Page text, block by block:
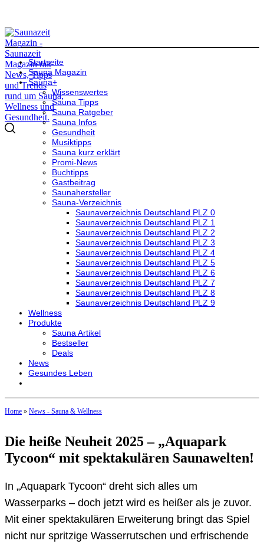
Startseite
Sauna Magazin
Sauna+
Wissenswertes
Sauna Tipps
Sauna Ratgeber
Sauna Infos
Gesundheit
Musiktipps
Sauna kurz erklärt
Promi-News
Buchtipps
Gastbeitrag
Saunahersteller
Sauna-Verzeichnis
Saunaverzeichnis Deutschland PLZ 0
Saunaverzeichnis Deutschland PLZ 1
Saunaverzeichnis Deutschland PLZ 2
Saunaverzeichnis Deutschland PLZ 3
Saunaverzeichnis Deutschland PLZ 4
Saunaverzeichnis Deutschland PLZ 5
Saunaverzeichnis Deutschland PLZ 6
Saunaverzeichnis Deutschland PLZ 7
Saunaverzeichnis Deutschland PLZ 8
Saunaverzeichnis Deutschland PLZ 9
Wellness
Produkte
Sauna Artikel
Bestseller
Deals
News
Gesundes Leben
Home » News - Sauna & Wellness
Die heiße Neuheit 2025 – „Aquapark
Tycoon“ mit spektakulären Saunawelten!
In „Aquapark Tycoon“ dreht sich alles um
Wasserparks – doch jetzt wird es heißer als je zuvor.
Mit einer spektakulären Erweiterung bringt das Spiel
nicht nur spritzige Wasserrutschen und erfrischende